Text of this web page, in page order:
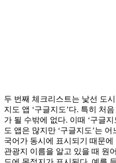
두 번째 체크리스트는 낯선 도
지도 앱 ‘구글지도’다. 특히 처
가 될 수밖에 없다. 이때 ‘구글
도 앱은 많지만 ‘구글지도’는
국어가 동시에 표시되기 때문
관광지 이름을 알고 있을 때 원